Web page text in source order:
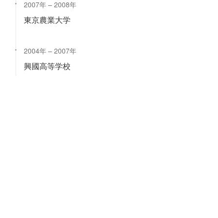
2007年 2008年
東京農業大学
2004年 2007年
興國高等学校